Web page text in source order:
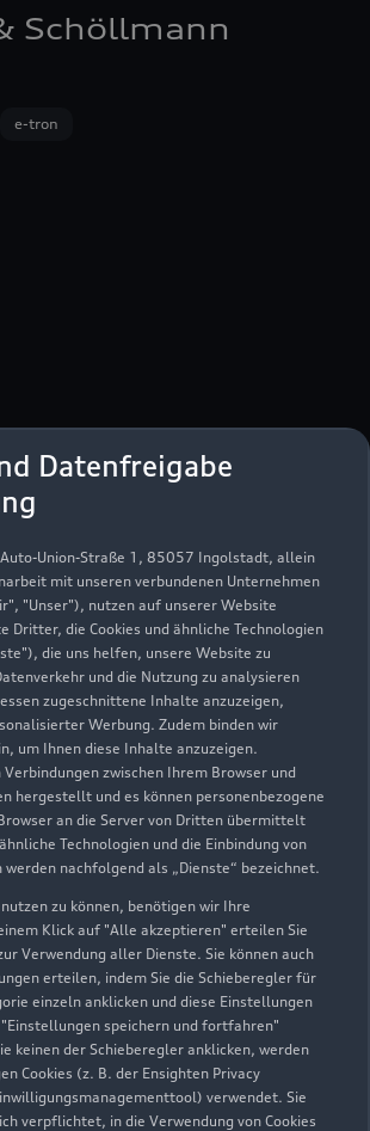
Datenfreigabe
Auto-Union-Straße 1, 85057 Ingolstadt, allein
mit unseren verbundenen Unternehmen
"Unser"), nutzen auf unserer Website
Dritter, die Cookies und ähnliche Technologien
die uns helfen, unsere Website zu
und die Nutzung zu analysieren
zugeschnittene Inhalte anzuzeigen,
Werbung. Zudem binden wir
um Ihnen diese Inhalte anzuzeigen.
zwischen Ihrem Browser und
hergestellt und es können personenbezogene
an die Server von Dritten übermittelt
Technologien und die Einbindung von
nachfolgend als „Dienste“ bezeichnet.
zu können, benötigen wir Ihre
Klick auf "Alle akzeptieren" erteilen Sie
Verwendung aller Dienste. Sie können auch
erteilen, indem Sie die Schieberegler für
einzeln anklicken und diese Einstellungen
speichern und fortfahren"
keinen der Schieberegler anklicken, werden
Cookies (z. B. der Ensighten Privacy
verwendet. Sie
verpflichtet, in die Verwendung von Cookies
Schöllmann
e-tron
5
schoellmann.de
herunterladen
, öffnet am Montag 07:30
,öffnet amMontag 07:30